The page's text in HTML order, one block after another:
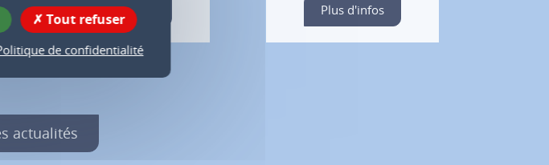
Plus d'infos
Plus d'infos
actualités
Tout refuser
de confidentialité